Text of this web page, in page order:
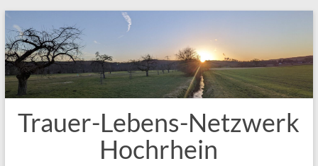
Inhalt
springen
Trauer-Lebens-Netzwerk
Hochrhein